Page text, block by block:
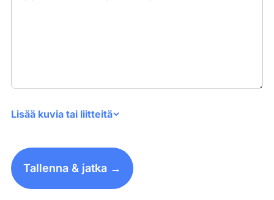
Lisää kuvia tai liitteitä
Tallenna & jatka →